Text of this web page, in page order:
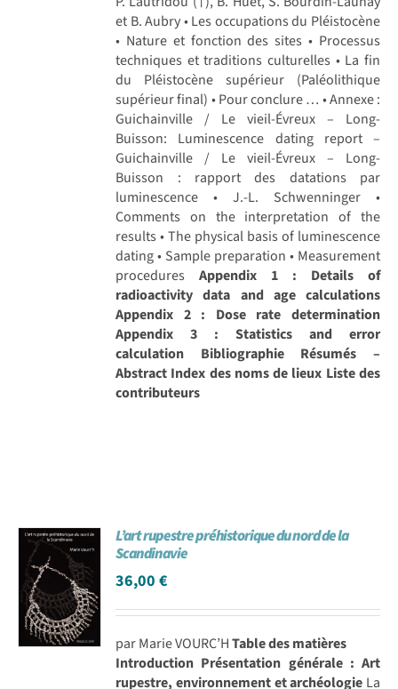
et B. Aubry • Les occupations du Pléistocène
• Nature et fonction des sites • Processus
techniques et traditions culturelles • La fin
du Pléistocène supérieur (Paléolithique
supérieur final) • Pour conclure … • Annexe :
Guichainville / Le vieil-Évreux – Long-
Buisson: Luminescence dating report –
Guichainville / Le vieil-Évreux – Long-
Buisson : rapport des datations par
luminescence • J.-L. Schwenninger •
Comments on the interpretation of the
results • The physical basis of luminescence
dating • Sample preparation • Measurement
proceduresAppendix 1 : Details of
radioactivity data and age calculations
Appendix 2 : Dose rate determination
Appendix 3 : Statistics and error
calculation
Bibliographie
Résumés –
Abstract Index des noms de lieux Liste des
contributeurs
L’art rupestre préhistorique du nord de la
Scandinavie
36,00€
par Marie VOURC’HTable des matières
Introduction Présentation générale : Art
rupestre, environnement et archéologie La